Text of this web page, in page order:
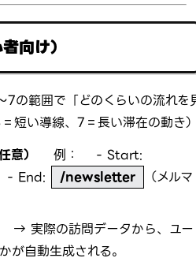
向け）
の範囲で「どのくらいの流れを
い導線、7＝長い滞在の動き
）
例： - Start:
- End: /newsletter
（メルマ
→ 実際の訪問データから、ユー
が自動生成される。